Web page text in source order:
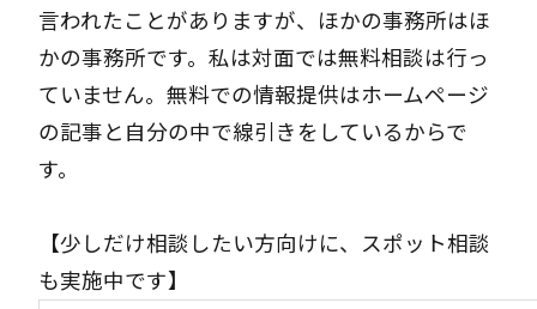
言われたことがありますが、ほかの事務所はほ
かの事務所です。私は対面では無料相談は行っ
ていません。無料での情報提供はホームページ
の記事と自分の中で線引きをしているからで
す。
【少しだけ相談したい方向けに、スポット相談
も実施中です】